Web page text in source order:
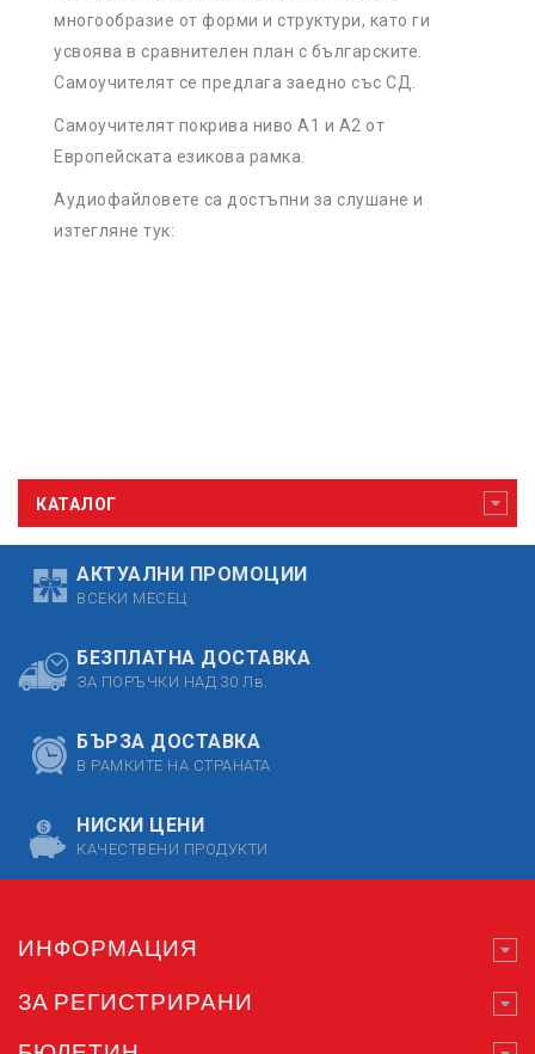
многообразие от форми и структури, като ги
усвоява в сравнителен план с българските.
Самоучителят се предлага заедно със СД.
Самоучителят покрива ниво А1 и А2 от
Европейската езикова рамка.
Аудиофайловете са достъпни за слушане и
изтегляне тук:
КАТАЛОГ
АКТУАЛНИ ПРОМОЦИИ
ВСЕКИ МЕСЕЦ
БЕЗПЛАТНА ДОСТАВКА
ЗА ПОРЪЧКИ НАД 30 Лв.
БЪРЗА ДОСТАВКА
В РАМКИТЕ НА СТРАНАТА
НИСКИ ЦЕНИ
КАЧЕСТВЕНИ ПРОДУКТИ
ИНФОРМАЦИЯ
ЗА РЕГИСТРИРАНИ